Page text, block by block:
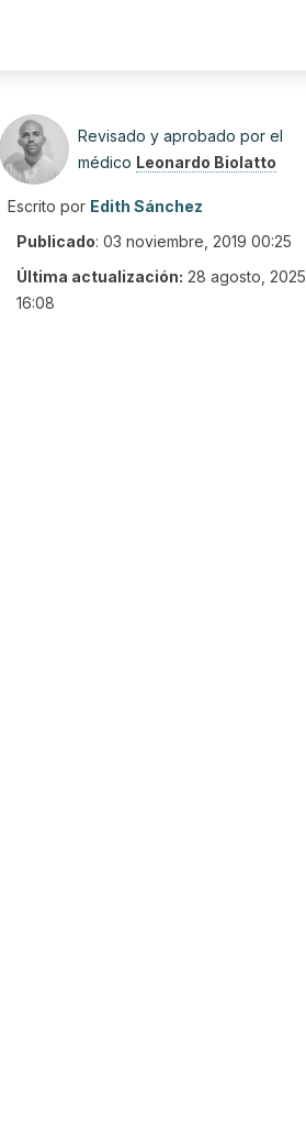
Revisado y aprobado por el
médico Leonardo Biolatto
Escrito por Edith Sánchez
Publicado: 03 noviembre, 2019 00:25
Última actualización: 28 agosto, 2025
16:08